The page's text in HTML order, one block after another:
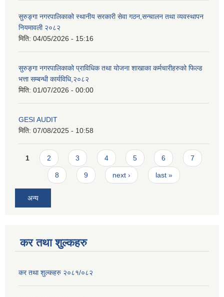
सुरुङ्गा नगरपालिकाको स्थानीय सरकारी सेवा गठन,सन्चालन तथा व्यवस्थापन
नियमावली २०८२
मिति: 04/05/2026 - 15:16
सुरुङ्गा नगरपालिकाको प्राविधिक तथा योजना शाखाका कर्मचारीहरुको फिल्ड
भत्ता सम्बन्धी कार्यविधि,२०८२
मिति: 01/07/2026 - 00:00
GESI AUDIT
मिति: 07/08/2025 - 10:58
Pages
1 2 3 4 5 6 7
8 9 next › last »
अन्य
कर तथा शुल्कहरु
कर तथा शुल्कहरु २०८१/०८२